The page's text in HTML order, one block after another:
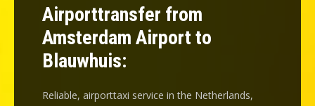
Airporttransfer from
Amsterdam Airport to
Blauwhuis:
Reliable, airporttaxi service in the Netherlands,